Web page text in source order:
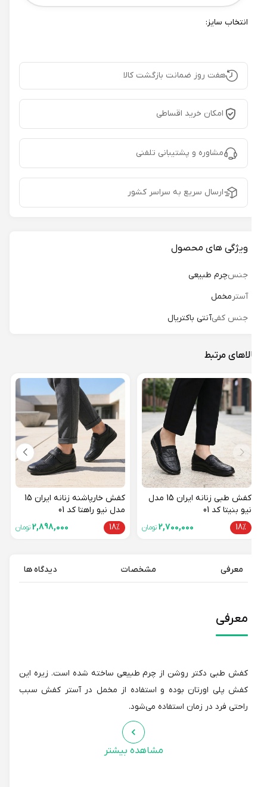
انتخاب سایز:
هفت روز ضمانت بازگشت کالا
امکان خرید اقساطی
مشاوره و پشتیبانی تلفنی
ارسال سریع به سراسر کشور
ویژگی های محصول
جنسچرم طبیعی
آسترمخمل
جنس کفی آنتی باکتریال
مرتبط
کفش طبی زنانه ایران 15 مدل
نیو بنیتا کد 01
18%
2,700,000 تومان
کفش خارپاشنه زنانه ایران 15
مدل نیو راهتا کد 01
18%
2,898,000تومان
معرفی مشخصات دیدگاه ها
معرفی
کفش طبی دکتر روشن از چرم طبیعی ساخته شده است. زیره این
کفش پلی اورتان بوده و استفاده از مخمل در آستر کفش سبب
راحتی فرد در زمان استفاده می‌شود.
مشاهده بیشتر